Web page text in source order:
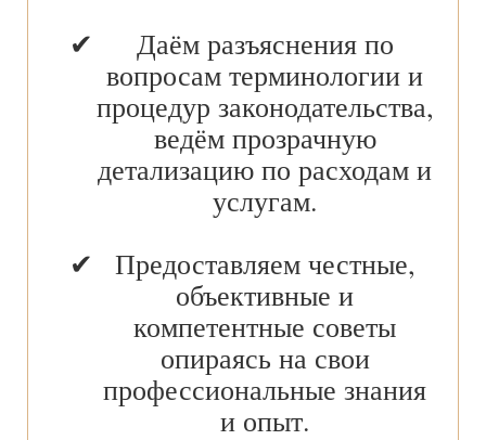
Даём разъяснения по
вопросам терминологии и
процедур законодательства,
ведём прозрачную
детализацию по расходам и
услугам.
Предоставляем честные,
объективные и
компетентные советы
опираясь на свои
профессиональные знания
и опыт.